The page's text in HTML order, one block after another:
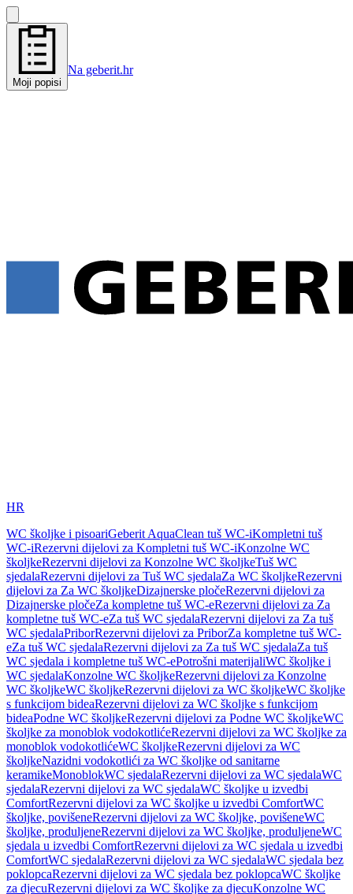
Moji popisi
Na geberit.hr
HR
WC školjke i pisoariGeberit AquaClean tuš WC-iKompletni tuš
WC-iRezervni dijelovi za Kompletni tuš WC-iKonzolne WC
školjkeRezervni dijelovi za Konzolne WC školjkeTuš WC
sjedalaRezervni dijelovi za Tuš WC sjedalaZa WC školjkeRezervni
dijelovi za Za WC školjkeDizajnerske pločeRezervni dijelovi za
Dizajnerske pločeZa kompletne tuš WC-eRezervni dijelovi za Za
kompletne tuš WC-eZa tuš WC sjedalaRezervni dijelovi za Za tuš
WC sjedalaPriborRezervni dijelovi za PriborZa kompletne tuš WC-
eZa tuš WC sjedalaRezervni dijelovi za Za tuš WC sjedalaZa tuš
WC sjedala i kompletne tuš WC-ePotrošni materijaliWC školjke i
WC sjedalaKonzolne WC školjkeRezervni dijelovi za Konzolne
WC školjkeWC školjkeRezervni dijelovi za WC školjkeWC školjke
s funkcijom bideaRezervni dijelovi za WC školjke s funkcijom
bideaPodne WC školjkeRezervni dijelovi za Podne WC školjkeWC
školjke za monoblok vodokotlićeRezervni dijelovi za WC školjke za
monoblok vodokotlićeWC školjkeRezervni dijelovi za WC
školjkeNazidni vodokotlići za WC školjke od sanitarne
keramikeMonoblokWC sjedalaRezervni dijelovi za WC sjedalaWC
sjedalaRezervni dijelovi za WC sjedalaWC školjke u izvedbi
ComfortRezervni dijelovi za WC školjke u izvedbi ComfortWC
školjke, povišeneRezervni dijelovi za WC školjke, povišeneWC
školjke, produljeneRezervni dijelovi za WC školjke, produljeneWC
sjedala u izvedbi ComfortRezervni dijelovi za WC sjedala u izvedbi
ComfortWC sjedalaRezervni dijelovi za WC sjedalaWC sjedala bez
poklopcaRezervni dijelovi za WC sjedala bez poklopcaWC školjke
za djecuRezervni dijelovi za WC školjke za djecuKonzolne WC